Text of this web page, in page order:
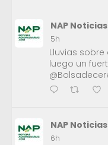
NAP
5h
Lluvias
luego un
NAP
6h